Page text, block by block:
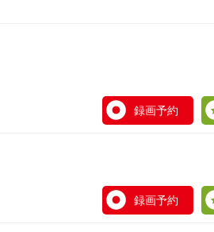
録画予約
録画予約